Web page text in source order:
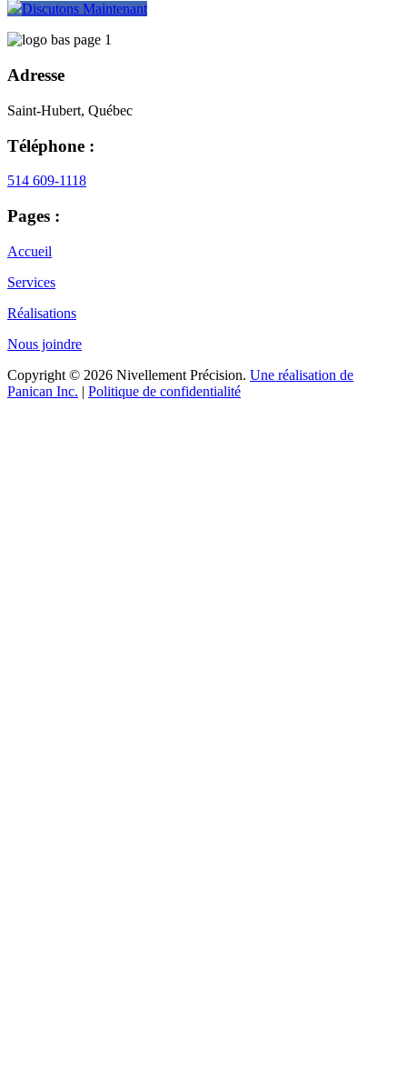
Discutons Maintenant
Adresse
Saint-Hubert, Québec
Téléphone :
514 609-1118
Pages :
Accueil
Services
Réalisations
Nous joindre
Copyright © 2026 Nivellement Précision. Une réalisation de
Panican Inc. | Politique de confidentialité